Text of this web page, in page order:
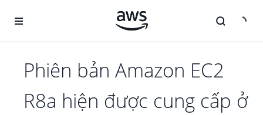
Phiên bản Amazon EC2
R8a hiện được cung cấp ở